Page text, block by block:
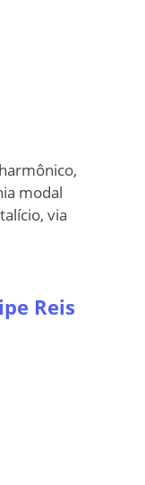
modal
via
Reis